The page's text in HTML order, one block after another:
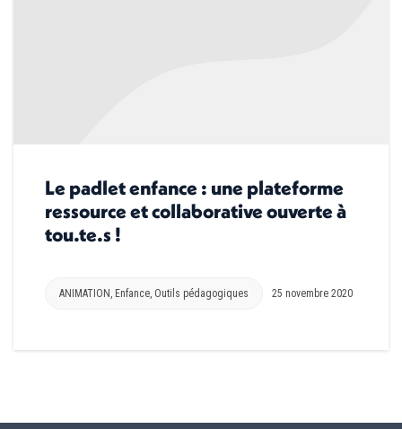
Le padlet enfance : une plateforme
ressource et collaborative ouverte à
tou.te.s !
ANIMATION Enfance Outils pédagogiques 25 novembre 2020